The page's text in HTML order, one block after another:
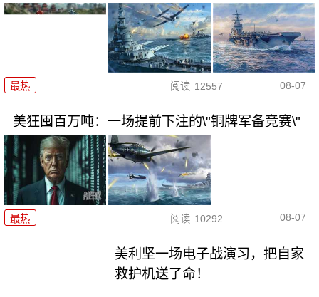
最热 阅读 12557 08-07
美狂囤百万吨：一场提前下注的\"铜牌军备竞赛\"
最热 阅读 10292 08-07
美利坚一场电子战演习，把自家
救护机送了命！